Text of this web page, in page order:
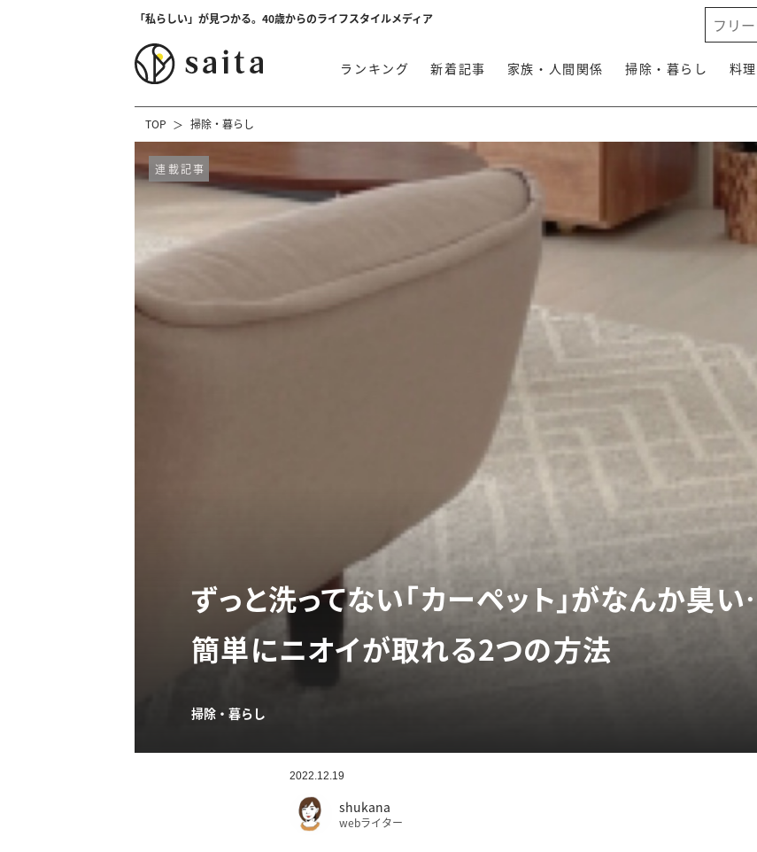
「私らしい」が見つかる。40歳からのライフスタイルメディア
ランキング 新着記事 家族・人間関係 掃除・暮らし 料
TOP 掃除・暮らし
連載記事
ずっと洗ってない「カーペット」がなんか臭
簡単にニオイが取れる2つの方法
掃除・暮らし
2022.12.19
shukana
webライター